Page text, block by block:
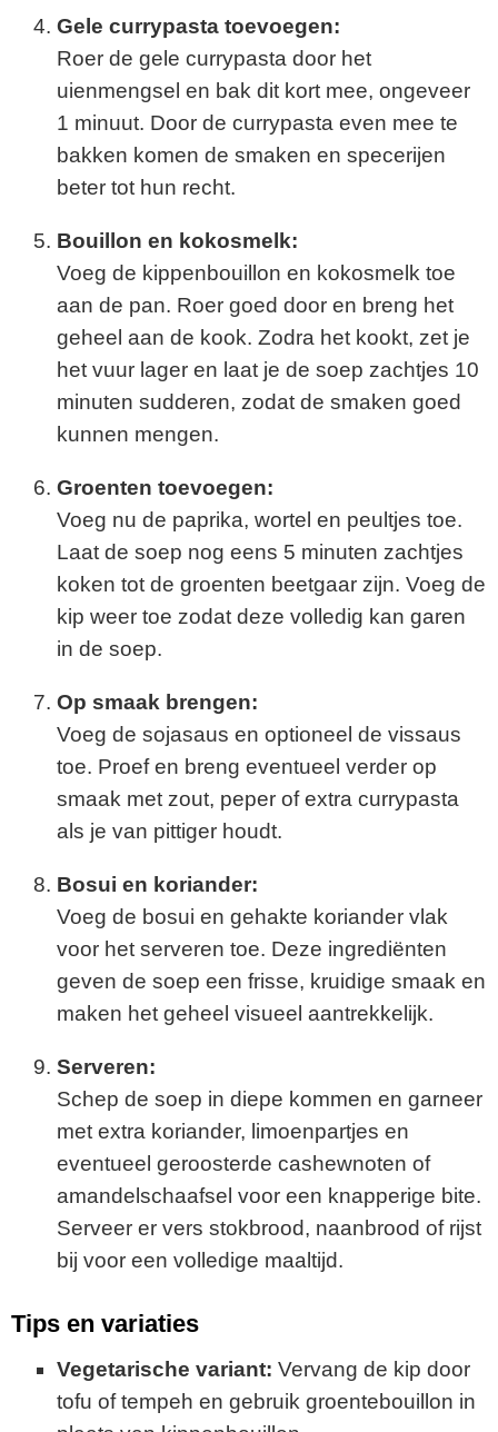
Gele currypasta toevoegen:
Roer de gele currypasta door het
uienmengsel en bak dit kort mee, ongeveer
1 minuut. Door de currypasta even mee te
bakken komen de smaken en specerijen
beter tot hun recht.
Bouillon en kokosmelk:
Voeg de kippenbouillon en kokosmelk toe
aan de pan. Roer goed door en breng het
geheel aan de kook. Zodra het kookt, zet je
het vuur lager en laat je de soep zachtjes 10
minuten sudderen, zodat de smaken goed
kunnen mengen.
Groenten toevoegen:
Voeg nu de paprika, wortel en peultjes toe.
Laat de soep nog eens 5 minuten zachtjes
koken tot de groenten beetgaar zijn. Voeg de
kip weer toe zodat deze volledig kan garen
in de soep.
Op smaak brengen:
Voeg de sojasaus en optioneel de vissaus
toe. Proef en breng eventueel verder op
smaak met zout, peper of extra currypasta
als je van pittiger houdt.
Bosui en koriander:
Voeg de bosui en gehakte koriander vlak
voor het serveren toe. Deze ingrediënten
geven de soep een frisse, kruidige smaak en
maken het geheel visueel aantrekkelijk.
Serveren:
Schep de soep in diepe kommen en garneer
met extra koriander, limoenpartjes en
eventueel geroosterde cashewnoten of
amandelschaafsel voor een knapperige bite.
Serveer er vers stokbrood, naanbrood of rijst
bij voor een volledige maaltijd.
Tips en variaties
Vegetarische variant: Vervang de kip door
tofu of tempeh en gebruik groentebouillon in